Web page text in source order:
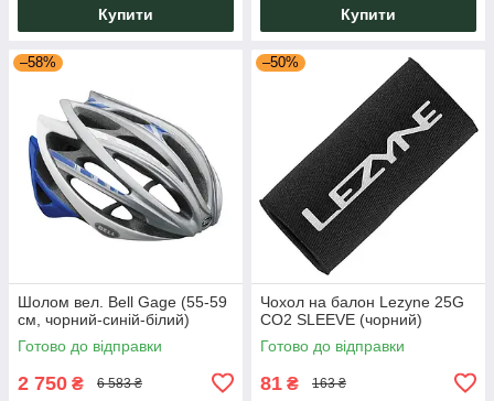
Купити Купити
–58%
Шолом вел. Bell Gage (55-59
см, чорний-синій-білий)
Готово до відправки
2 750 ₴ 6 583 ₴
–50%
Чохол на балон Lezyne 25G
CO2 SLEEVE (чорний)
Готово до відправки
81 ₴ 163 ₴